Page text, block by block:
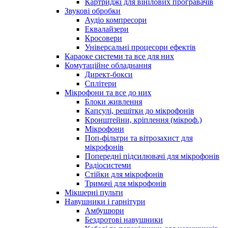
Картриджі для вінілових програвачів
Звукові обробки
Аудіо компресори
Еквалайзери
Кросовери
Універсальні процесори ефектів
Караоке системи та все для них
Комутаційне обладнання
Директ-бокси
Сплітери
Мікрофони та все до них
Блоки живлення
Капсулі, решітки до мікрофонів
Кронштейни, кріплення (мікроф.)
Мікрофони
Поп-фільтри та вітрозахист для
мікрофонів
Попередні підсилювачі для мікрофонів
Радіосистеми
Стійки для мікрофонів
Тримачі для мікрофонів
Мікшерні пульти
Навушники і гарнітури
Амбушюри
Бездротові навушники